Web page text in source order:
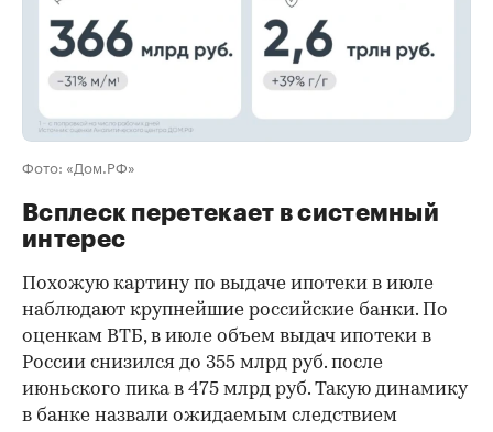
Фото: «Дом.РФ»
Всплеск перетекает в системный
интерес
Похожую картину по выдаче ипотеки в июле
наблюдают крупнейшие российские банки. По
оценкам ВТБ, в июле объем выдач ипотеки в
России снизился до 355 млрд руб. после
июньского пика в 475 млрд руб. Такую динамику
в банке назвали ожидаемым следствием